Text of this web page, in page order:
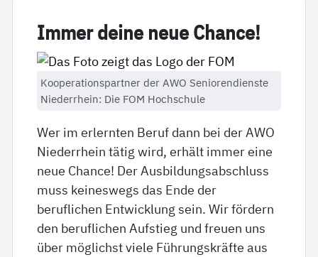
Im­mer dei­ne neue Chan­ce!
Kooperationspartner der AWO Seniorendienste
Niederrhein: Die FOM Hochschule
Wer im erlernten Beruf dann bei der AWO
Niederrhein tätig wird, erhält immer eine
neue Chance! Der Ausbildungsabschluss
muss keineswegs das Ende der
beruflichen Entwicklung sein. Wir fördern
den beruflichen Aufstieg und freuen uns
über möglichst viele Führungskräfte aus